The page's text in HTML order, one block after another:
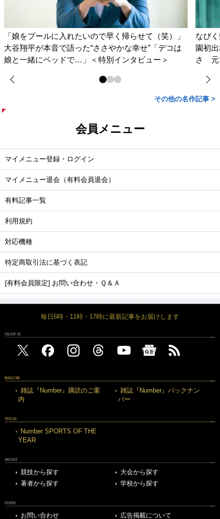
「娘をプールに入れたいので早く帰らせて（笑）」
大谷翔平が本音で語った“ささやかな幸せ”「デコは
娘と一緒にベッドで…」＜特別インタビュー＞
なび
園初
さ 元
その他の名作記事 >
会員メニュー
マイメニュー登録・ログイン
マイメニュー退会（有料会員退会）
有料記事一覧
利用規約
対応機種
特定商取引法に基づく表記
[有料会員限定] お問い合わせ・Ｑ＆Ａ
毎日6時・11時・17時に最新記事をお届けします
FOLLOW US
MAGAZINE
雑誌『Number』購読のご案
内
雑誌『Number』バックナン
バー
SPECIAL
Number SPORTS OF THE
YEAR
ARCHIVE
競技から探す
大会から探す
著者から探す
学校から探す
OTHERS
お問い合わせ 広告掲載について